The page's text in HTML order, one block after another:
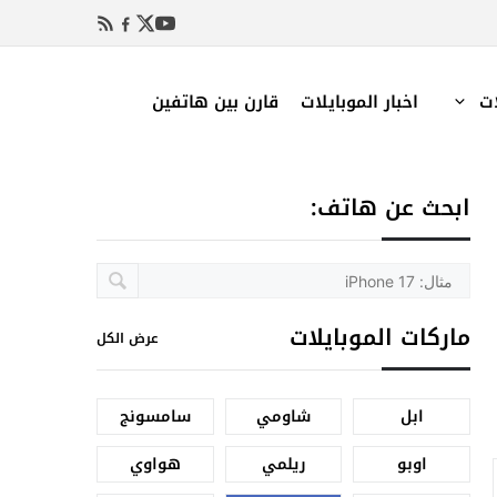
اخبار الموبايلات قارن بين هاتفين
ابحث عن هاتف:
ماركات الموبايلات عرض الكل
ابل شاومي
سامسونج
اوبو
ريلمي
هواوي